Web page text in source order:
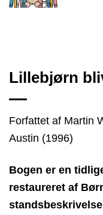
Lillebjørn
Forfattet af Martin
Austin (1996)
Bogen er en
restaureret af